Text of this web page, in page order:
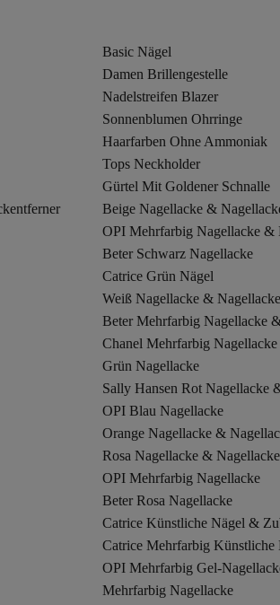
Basic Nägel
Damen Brillengestelle
Nadelstreifen Blazer
Sonnenblumen Ohrringe
Haarfarben Ohne Ammoniak
Tops Neckholder
Gürtel Mit Goldener Schnalle
Beige Nagellacke &
OPI Mehrfarbig Nagellacke &
Beter Schwarz Nagellacke
Catrice Grün Nägel
Weiß Nagellacke &
Beter Mehrfarbig Nagellacke
Chanel Mehrfarbig
Grün Nagellacke
Sally Hansen Rot Nagellacke
OPI Blau Nagellacke
Orange Nagellacke &
Rosa Nagellacke &
OPI Mehrfarbig Nagellacke
Beter Rosa Nagellacke
Catrice Künstliche Nägel &
Catrice Mehrfarbig
OPI Mehrfarbig Gel-
Mehrfarbig Nagellacke